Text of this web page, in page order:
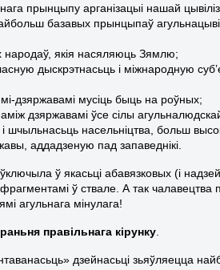
прынцыпу арганізацыі нашай
базавых прынцыпаў
народаў, якія насяляюць Зямлю;
дыскрэтнасьць і міжнародную
дзяржавамі мусіць быць на роўных;
дзяржавамі ўсе сілы
насельніцтва, больш
аддадзеную пад запаведнікі.
ў якасьці абавязковых (і
ў ствале. А так чалавецтва
агульнага мінулага!
правільнага кірунку
дзейнасьці зьяўляецца